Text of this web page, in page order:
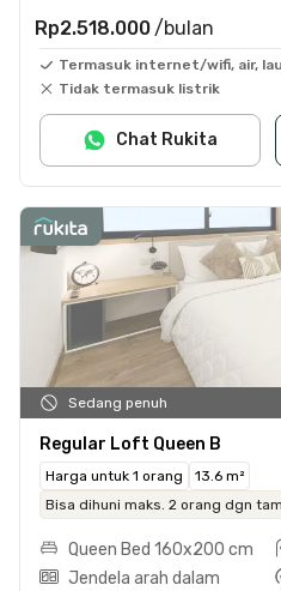
Rp2.518.000 /bulan
Termasuk internet/wifi, air,
Tidak termasuk listrik
Chat Rukita
Sedang penuh
Regular Loft Queen B
Harga untuk 1 orang
13.6 m²
Bisa dihuni maks. 2 orang dgn
Queen Bed 160x200 cm
Jendela arah dalam